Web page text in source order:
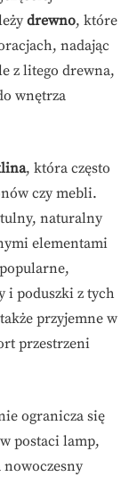
drewno, które
nadając
z litego drewna,
wnętrza
, która często
czy mebli.
naturalny
elementami
i poduszki z tych
przyjemne w
przestrzeni
ogranicza się
w postaci lamp,
nowoczesny